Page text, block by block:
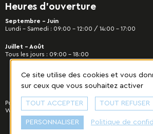
Heures d’ouverture
Septembre - Juin
Lundi – Samedi : 09:00 – 12:00 / 14:00 – 17:00
Juillet - Août
Tous les jours : 09:00 – 18:00
Politique de confidentialité Gestion des cookies©
Wiltz - Tous droits réservés. Designed &
Ce site utilise des cookies et vous
sur ceux que vous souhaitez activer
TOUT ACCEPTER TOUT REFUSER
PERSONNALISER Politique de